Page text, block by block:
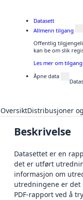
Datasett
Allmenn tilgang
Offentlig
kan be om slik
Les mer om
Åpne data
OversiktDistribusjoner
Beskrivelse
Datasettet er en
det er utført
informasjon om
utredningene er det
PDF-rapport ved å